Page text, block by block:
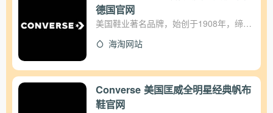
乐饮料、福特汽车、李维斯牛仔裤一样，
成为美国文化精神的象征。
德国官网
美国鞋业著名品牌，始创于1908年，缔造
款色上都堪称世界第一。全明星经典帆布
词，被誉为帆布鞋中的“劳斯莱斯”，同美
国历史悠久的品牌如麦当劳快餐、可口可
乐饮料、福特汽车、李维斯牛仔裤一样，
海淘网站
Converse 美国匡威全明星经典帆布
鞋官网